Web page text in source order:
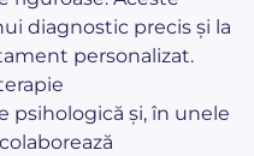
diagnostic precis și la
personalizat.
psihologică și, în unele